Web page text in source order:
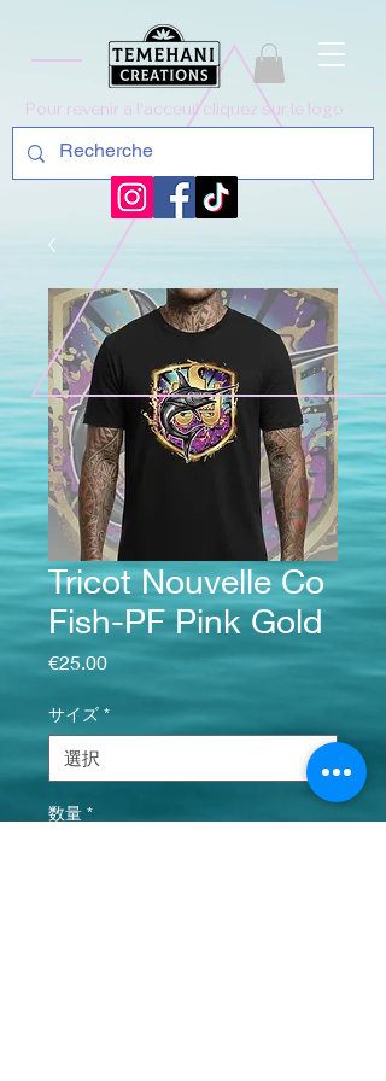
Pour revenir a l'acceuil cliquez sur le logo
Tricot Nouvelle Co
Fish-PF Pink Gold
€25.00価格
サイズ *
数量 *